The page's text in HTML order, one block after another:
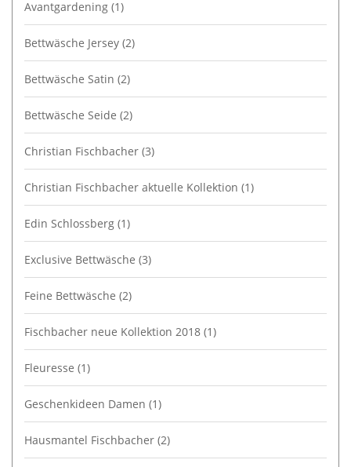
Avantgardening (1)
Bettwäsche Jersey (2)
Bettwäsche Satin (2)
Bettwäsche Seide (2)
Christian Fischbacher (3)
Christian Fischbacher aktuelle Kollektion (1)
Edin Schlossberg (1)
Exclusive Bettwäsche (3)
Feine Bettwäsche (2)
Fischbacher neue Kollektion 2018 (1)
Fleuresse (1)
Geschenkideen Damen (1)
Hausmantel Fischbacher (2)